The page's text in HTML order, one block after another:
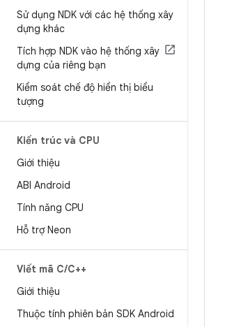
Sử dụng NDK với các hệ thống xây
dựng khác
Tích hợp NDK vào hệ thống xây
dựng của riêng bạn
Kiểm soát chế độ hiển thị biểu
tượng
Kiến trúc và CPU
Giới thiệu
ABI Android
Tính năng CPU
Hỗ trợ Neon
Viết mã C/C++
Giới thiệu
Thuộc tính phiên bản SDK Android